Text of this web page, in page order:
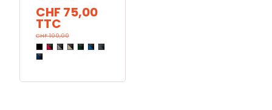
CHF 75,00
TTC
CHF 100,00